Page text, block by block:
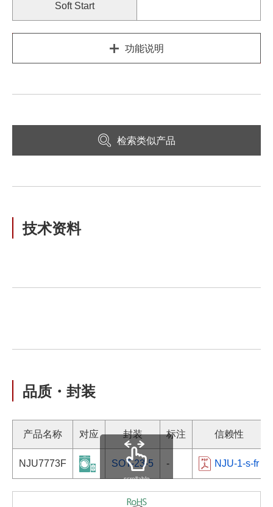
Soft Start
功能说明
检索类似产品
技术资料
品质・封装
产品名称 对应 封装 标注 信赖性
NJU7773F SOT-23-5 - NJU-1-s-fr
scrollable